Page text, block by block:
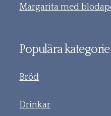
Margarita med
Populära
Bröd
Drinkar